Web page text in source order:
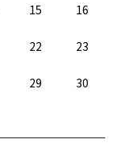
15 16
22 23
29 30